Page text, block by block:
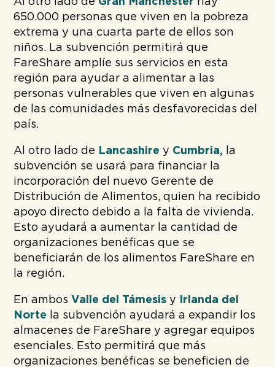
650.000 personas que viven en la pobreza
extrema y una cuarta parte de ellos son
niños. La subvención permitirá que
FareShare amplíe sus servicios en esta
región para ayudar a alimentar a las
personas vulnerables que viven en algunas
de las comunidades más desfavorecidas del
país.
Al otro lado de Lancashire y Cumbria,
la
subvención se usará para financiar la
incorporación del nuevo Gerente de
Distribución de Alimentos, quien ha recibido
apoyo directo debido a la falta de vivienda.
Esto ayudará a aumentar la cantidad de
organizaciones benéficas que se
beneficiarán de los alimentos FareShare en
la región.
En ambos Valle del Támesis y
Irlanda del
Norte la subvención ayudará a expandir los
almacenes de FareShare y agregar equipos
esenciales. Esto permitirá que más
organizaciones benéficas se beneficien de